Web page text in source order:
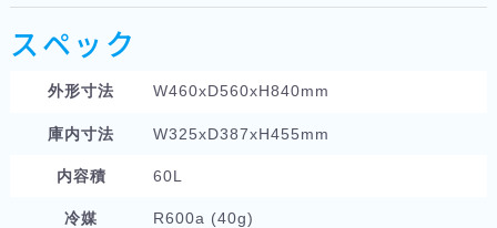
スペック
外形寸法 W460xD560xH840mm
庫内寸法 W325xD387xH455mm
内容積 60L
冷媒 R600a (40g)